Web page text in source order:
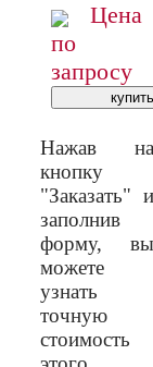
Цена
по
запросу
Нажав на
кнопку
"Заказать" и
заполнив
форму, вы
можете
узнать
точную
стоимость